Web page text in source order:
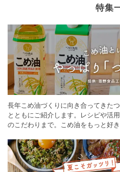
特集
長年こめ油づくりに向き合ってきた
とともにご紹介します。レシピや活
のこだわりまで。こめ油をもっと好